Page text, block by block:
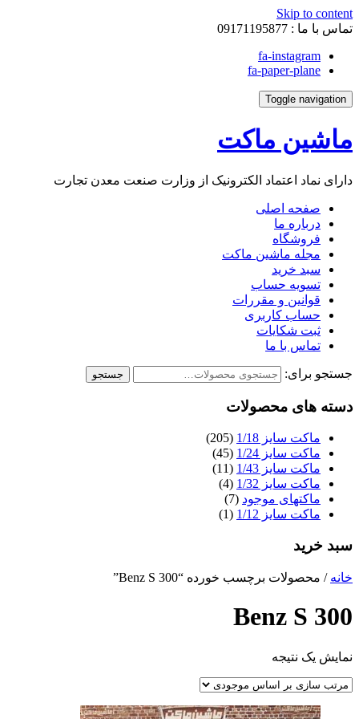
Skip to content
تماس با ما : 09171195877
fa-instagram
fa-paper-plane
Toggle navigation
ماشین ماکت
دارای نماد اعتماد الکترونیک از وزارت صنعت معدن تجارت
صفحه اصلی
درباره ما
فروشگاه
مجله ماشین ماکت
سبد خرید
تسویه حساب
قوانین و مقررات
حساب کاربری
ثبت شکایات
تماس با ما
جستجو برای: جستجو
دسته های محصولات
ماکت سایز 1/18
(205)
ماکت سایز 1/24
(45)
ماکت سایز 1/43
(11)
ماکت سایز 1/32
(4)
ماکتهای موجود (7)
ماکت سایز 1/12
(1)
سبد خرید
خانه / محصولات برچسب خورده “Benz S 300”
Benz S 300
نمایش یک نتیجه